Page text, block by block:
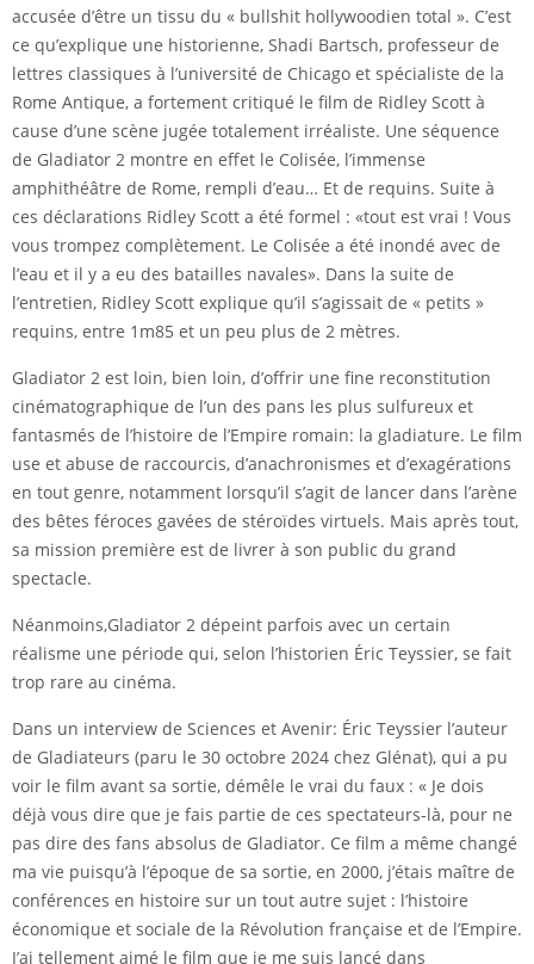
accusée d’être un tissu du « bullshit hollywoodien total ». C’est
ce qu’explique une historienne, Shadi Bartsch, professeur de
lettres classiques à l’université de Chicago et spécialiste de la
Rome Antique, a fortement critiqué le film de Ridley Scott à
cause d’une scène jugée totalement irréaliste. Une séquence
de Gladiator 2 montre en effet le Colisée, l’immense
amphithéâtre de Rome, rempli d’eau… Et de requins. Suite à
ces déclarations Ridley Scott a été formel : «tout est vrai ! Vous
vous trompez complètement. Le Colisée a été inondé avec de
l’eau et il y a eu des batailles navales». Dans la suite de
l’entretien, Ridley Scott explique qu’il s’agissait de « petits »
requins, entre 1m85 et un peu plus de 2 mètres.
Gladiator 2 est loin, bien loin, d’offrir une fine reconstitution
cinématographique de l’un des pans les plus sulfureux et
fantasmés de l’histoire de l’Empire romain: la gladiature. Le film
use et abuse de raccourcis, d’anachronismes et d’exagérations
en tout genre, notamment lorsqu’il s’agit de lancer dans l’arène
des bêtes féroces gavées de stéroïdes virtuels. Mais après tout,
sa mission première est de livrer à son public du grand
spectacle.
Néanmoins,Gladiator 2 dépeint parfois avec un certain
réalisme une période qui, selon l’historien Éric Teyssier, se fait
trop rare au cinéma.
Dans un interview de Sciences et Avenir: Éric Teyssier l’auteur
de Gladiateurs (paru le 30 octobre 2024 chez Glénat), qui a pu
voir le film avant sa sortie, démêle le vrai du faux : « Je dois
déjà vous dire que je fais partie de ces spectateurs-là, pour ne
pas dire des fans absolus de Gladiator. Ce film a même changé
ma vie puisqu’à l’époque de sa sortie, en 2000, j’étais maître de
conférences en histoire sur un tout autre sujet : l’histoire
économique et sociale de la Révolution française et de l’Empire.
J’ai tellement aimé le film que je me suis lancé dans